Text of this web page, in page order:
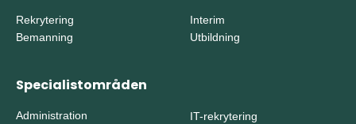
Rekrytering
Bemanning
Interim
Utbildning
Specialistområden
Administration
IT-rekrytering